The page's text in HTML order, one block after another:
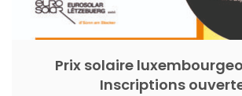
Prix solaire
Inscriptions